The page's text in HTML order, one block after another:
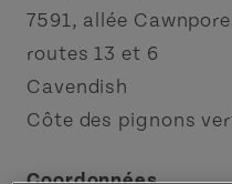
7591, allée
routes 13 et 6
Cavendish
Côte des pignons